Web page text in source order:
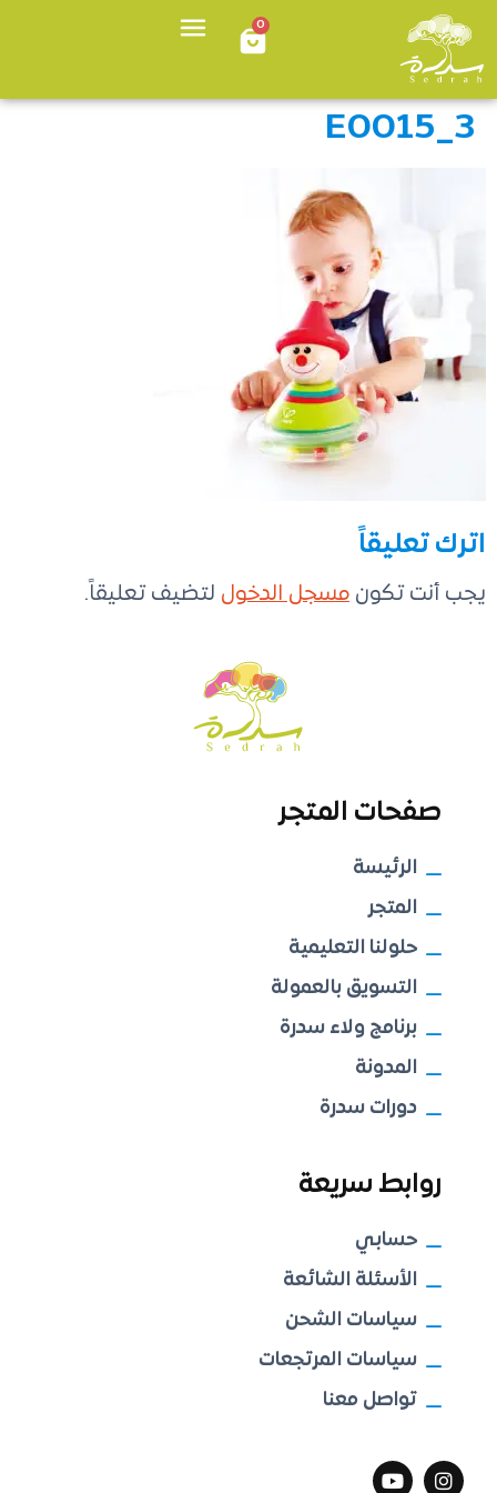
0
E0015_3
اترك تعليقاً
يجب أنت تكون مسجل الدخول لتضيف تعليقاً.
صفحات المتجر
الرئيسة
المتجر
حلولنا التعليمية
التسويق بالعمولة
برنامج ولاء سدرة
المدونة
دورات سدرة
روابط سريعة
حسابي
الأسئلة الشائعة
سياسات الشحن
سياسات المرتجعات
تواصل معنا